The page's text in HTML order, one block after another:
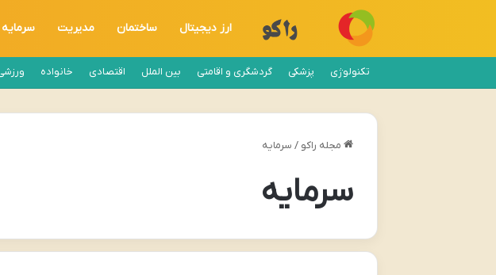
ارز دیجیتال ساختمان مدیریت سرمایه
تکنولوژی پزشکی گردشگری و اقامتی بین الملل اقتصادی خانواده
مجله راکو / سرمایه
سرمایه